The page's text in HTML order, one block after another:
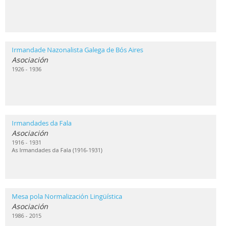
Irmandade Nazonalista Galega de Bós Aires
Asociación
1926 - 1936
Irmandades da Fala
Asociación
1916 - 1931
As Irmandades da Fala (1916-1931)
Mesa pola Normalización Lingüística
Asociación
1986 - 2015